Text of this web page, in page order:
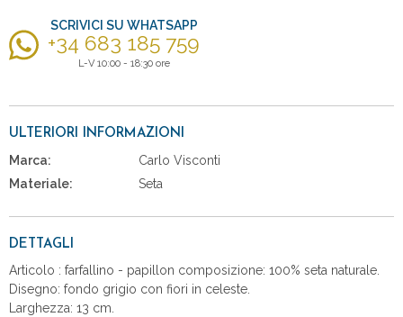
SCRIVICI SU WHATSAPP
+34 683 185 759
L-V 10:00 - 18:30 ore
ULTERIORI INFORMAZIONI
Marca:
Carlo Visconti
Materiale:
Seta
DETTAGLI
Articolo : farfallino - papillon composizione: 100% seta naturale.
Disegno: fondo grigio con fiori in celeste.
Larghezza: 13 cm.